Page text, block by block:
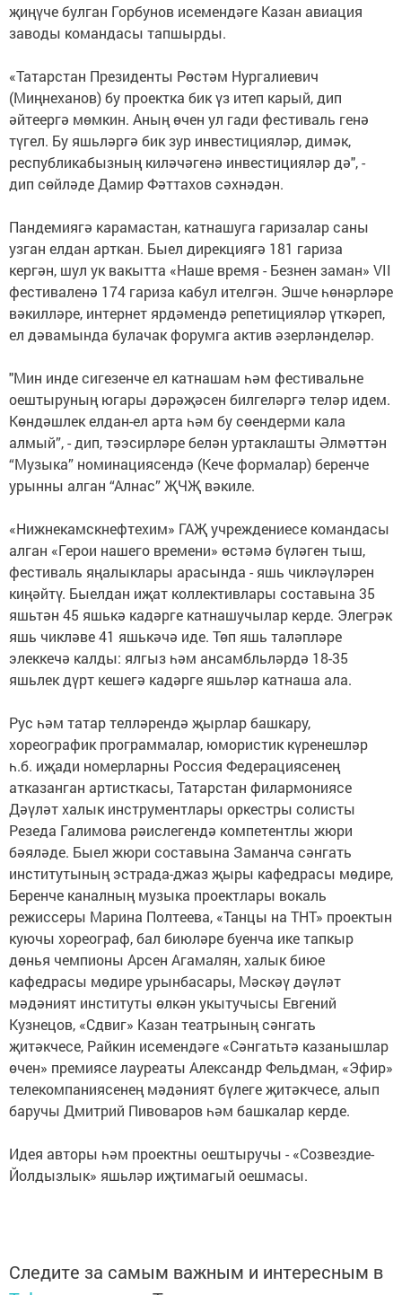
җиңүче булган Горбунов исемендәге Казан авиация
заводы командасы тапшырды.
«Татарстан Президенты Рөстәм Нургалиевич
(Миңнеханов) бу проектка бик үз итеп карый, дип
әйтеергә мөмкин. Аның өчен ул гади фестиваль генә
түгел. Бу яшьләргә бик зур инвестицияләр, димәк,
республикабызның киләчәгенә инвестицияләр дә", -
дип сөйләде Дамир Фәттахов сәхнәдән.
Пандемиягә карамастан, катнашуга гаризалар саны
узган елдан арткан. Быел дирекциягә 181 гариза
кергән, шул ук вакытта «Наше время - Безнен заман» VII
фестиваленә 174 гариза кабул ителгән. Эшче һөнәрләре
вәкилләре, интернет ярдәмендә репетицияләр үткәреп,
ел дәвамында булачак форумга актив әзерләнделәр.
"Мин инде сигезенче ел катнашам һәм фестивальне
оештыруның югары дәрәҗәсен билгеләргә теләр идем.
Көндәшлек елдан-ел арта һәм бу сөендерми кала
алмый”, - дип, тәэсирләре белән уртаклашты Әлмәттән
“Музыка” номинациясендә (Кече формалар) беренче
урынны алган “Алнас” ҖЧҖ вәкиле.
«Нижнекамскнефтехим» ГАҖ учреждениесе командасы
алган «Герои нашего времени» өстәмә бүләген тыш,
фестиваль яңалыклары арасында - яшь чикләүләрен
киңәйтү. Быелдан иҗат коллективлары составына 35
яшьтән 45 яшькә кадәрге катнашучылар керде. Элегрәк
яшь чикләве 41 яшькәчә иде. Төп яшь таләпләре
элеккечә калды: ялгыз һәм ансамбльләрдә 18-35
яшьлек дүрт кешегә кадәрге яшьләр катнаша ала.
Рус һәм татар телләрендә җырлар башкару,
хореографик программалар, юмористик күренешләр
һ.б. иҗади номерларны Россия Федерациясенең
атказанган артисткасы, Татарстан филармониясе
Дәүләт халык инструментлары оркестры солисты
Резеда Галимова рәислегендә компетентлы жюри
бәяләде. Быел жюри составына Заманча сәнгать
институтының эстрада-джаз җыры кафедрасы мөдире,
Беренче каналның музыка проектлары вокаль
режиссеры Марина Полтеева, «Танцы на ТНТ» проектын
куючы хореограф, бал биюләре буенча ике тапкыр
дөнья чемпионы Арсен Агамалян, халык биюе
кафедрасы мөдире урынбасары, Мәскәү дәүләт
мәдәният институты өлкән укытучысы Евгений
Кузнецов, «Сдвиг» Казан театрының сәнгать
җитәкчесе, Райкин исемендәге «Сәнгатьтә казанышлар
өчен» премиясе лауреаты Александр Фельдман, «Эфир»
телекомпаниясенең мәдәният бүлеге җитәкчесе, алып
баручы Дмитрий Пивоваров һәм башкалар керде.
Идея авторы һәм проектны оештыручы - «Созвездие-
Йолдызлык» яшьләр иҗтимагый оешмасы.
Следите за самым важным и интересным в